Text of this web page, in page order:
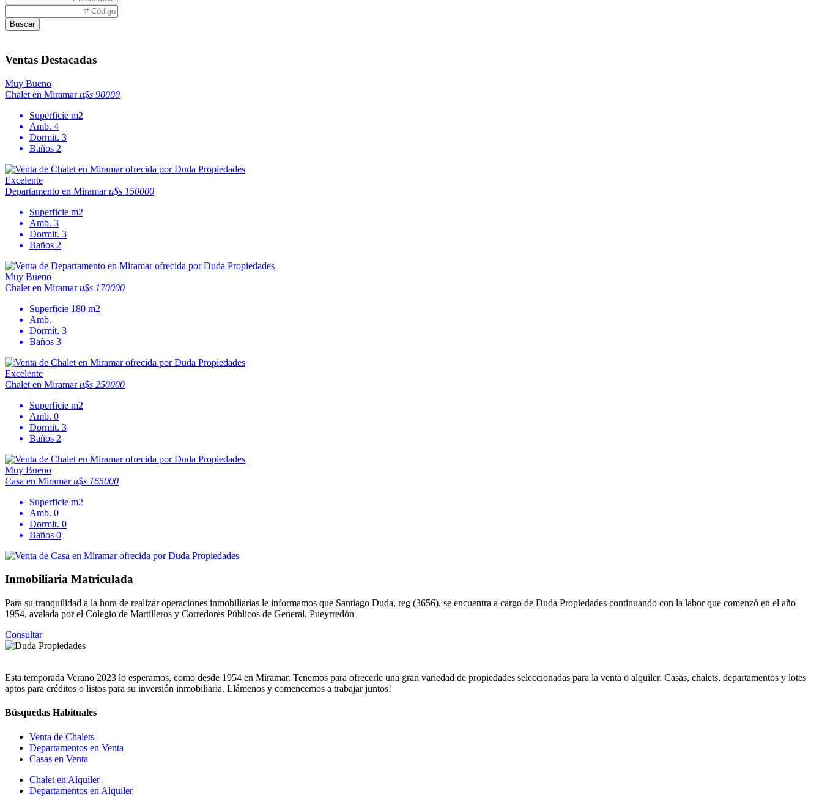
Buscar
Ventas Destacadas
Muy Bueno
Chalet en Miramaru$s 90000
Superficie m2
Amb. 4
Dormit. 3
Baños 2
Excelente
Departamento en Miramaru$s 150000
Superficie m2
Amb. 3
Dormit. 3
Baños 2
Muy Bueno
Chalet en Miramaru$s 170000
Superficie 180 m2
Amb.
Dormit. 3
Baños 3
Excelente
Chalet en Miramaru$s 250000
Superficie m2
Amb. 0
Dormit. 3
Baños 2
Muy Bueno
Casa en Miramaru$s 165000
Superficie m2
Amb. 0
Dormit. 0
Baños 0
Inmobiliaria Matriculada
Para su tranquilidad a la hora de realizar operaciones inmobiliarias le informamos que Santiago Duda, reg (3656), se encuentra a cargo de Duda Propiedades continuando con la labor que comenzó en el año
1954, avalada por el Colegio de Martilleros y Corredores Públicos de General. Pueyrredón
Consultar
Esta temporada Verano 2023 lo esperamos, como desde 1954 en Miramar. Tenemos para ofrecerle una gran variedad de propiedades seleccionadas para la venta o alquiler. Casas, chalets, departamentos y lotes
aptos para créditos o listos para su inversión inmobiliaria. Llámenos y comencemos a trabajar juntos!
Búsquedas Habituales
Venta de Chalets
Departamentos en Venta
Casas en Venta
Chalet en Alquiler
Departamentos en Alquiler